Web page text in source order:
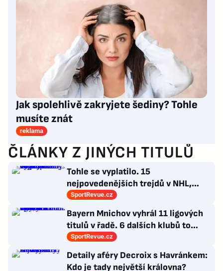
Jak spolehlivě zakryjete šediny? Tohle
musíte znát
reklama
ČLÁNKY Z JINÝCH TITULŮ
Tohle se vyplatilo. 15
nejpovedenějších trejdů v NHL,
které byly upečeny na poslední
SportRevue.cz
Bayern Mnichov vyhrál 11 ligových
titulů v řadě. 6 dalších klubů to
zvládlo také, některé i víckrát
SportRevue.cz
Detaily aféry Decroix s Havránkem:
Kdo je tady největší královna?